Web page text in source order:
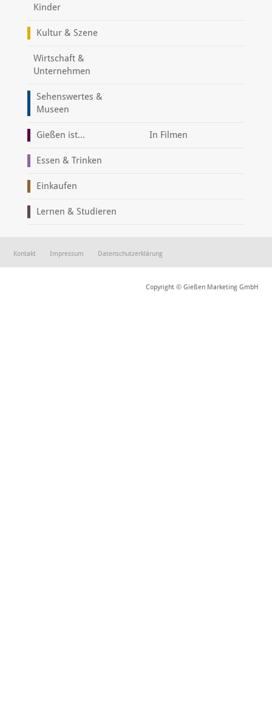
Kinder
Kultur & Szene
Wirtschaft &
Unternehmen
Sehenswertes &
Museen
Gießen ist... In Filmen
Essen & Trinken
Einkaufen
Lernen & Studieren
Kontakt Impressum Datenschutzerklärung
Copyright © Gießen Marketing GmbH